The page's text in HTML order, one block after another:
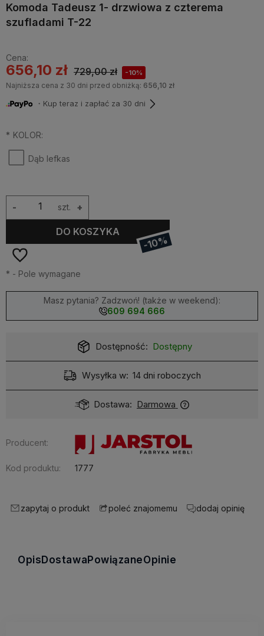
Komoda Tadeusz 1- drzwiowa z czterema
szufladami T-22
Cena:
656,10 zł 729,00 zł -10%
Najniższa cena z 30 dni przed obniżką: 656,10 zł
・Kup teraz i zapłać za 30 dni
* KOLOR:
Dąb lefkas
szt. +
-
DO KOSZYKA
-10%
* - Pole wymagane
Masz pytania? Zadzwoń! (także w weekend):
609 694 666
Dostępność: Dostępny
Wysyłka w: 14 dni roboczych
Dostawa: Darmowa
Producent:
Kod produktu: 1777
zapytaj o produkt poleć znajomemu dodaj opinię
OpisDostawaPowiązaneOpinie